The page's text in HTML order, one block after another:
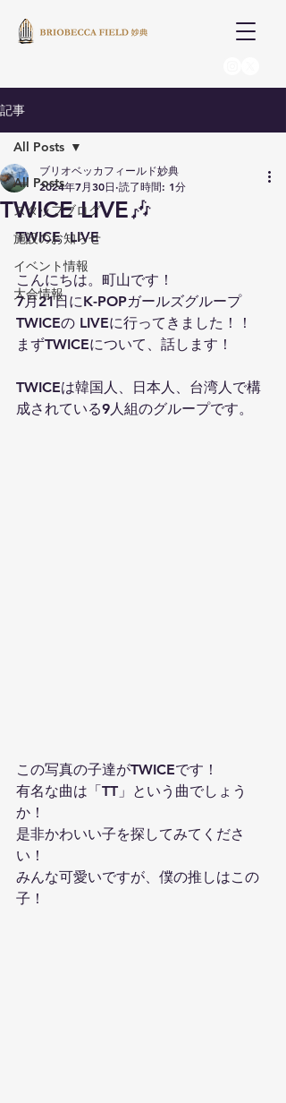
記事
All Posts
スタッフブログ
施設のお知らせ
イベント情報
大会情報
All Posts
TWICE LIVE🎶
ブリオベッカフィールド妙典
2024年7月30日 読了時間: 1分
TWICE  LIVE
こんにちは。町山です！
7月21日にK-POPガールズグループ
TWICEの LIVEに行ってきました！！
まずTWICEについて、話します！
TWICEは韓国人、日本人、台湾人で構
成されている9人組のグループです。
この写真の子達がTWICEです！
有名な曲は「TT」という曲でしょう
か！
是非かわいい子を探してみてくださ
い！
みんな可愛いですが、僕の推しはこの
子！